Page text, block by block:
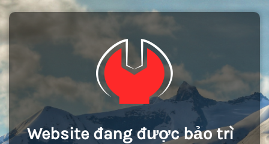
Website đang được bảo trì